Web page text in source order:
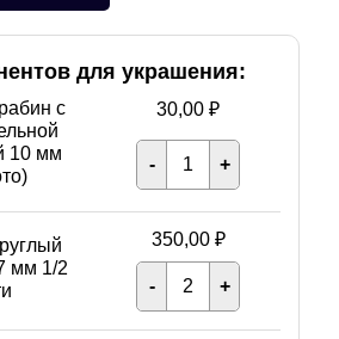
для украшения:
с
10 мм
30,00₽
+
Количество
карабин
10
-
мм 1/2
350,00 ₽
+
Количество
круглый
красный
-